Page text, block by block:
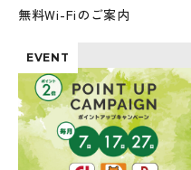
無料Wi-Fiのご案内
EVENT